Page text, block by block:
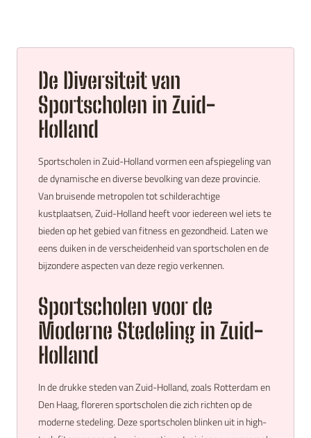
De Diversiteit van
Sportscholen in Zuid-
Holland
Sportscholen in Zuid-Holland vormen een afspiegeling van
de dynamische en diverse bevolking van deze provincie.
Van bruisende metropolen tot schilderachtige
kustplaatsen, Zuid-Holland heeft voor iedereen wel iets te
bieden op het gebied van fitness en gezondheid. Laten we
eens duiken in de verscheidenheid van sportscholen en de
bijzondere aspecten van deze regio verkennen.
Sportscholen voor de
Moderne Stedeling in Zuid-
Holland
In de drukke steden van Zuid-Holland, zoals Rotterdam en
Den Haag, floreren sportscholen die zich richten op de
moderne stedeling. Deze sportscholen blinken uit in high-